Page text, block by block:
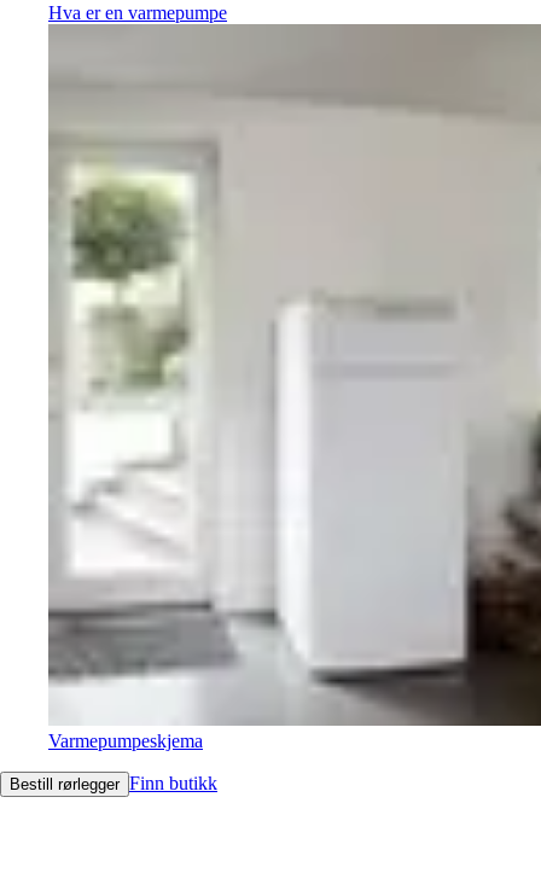
Hva er en varmepumpe
Varmepumpeskjema
Bestill rørlegger Finn butikk